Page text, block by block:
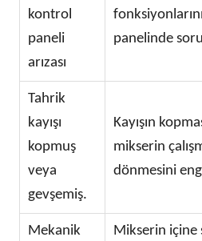
kontrol
paneli
arızası
panelinde
Tahrik
kayışı
kopmuş
veya
gevşemiş.
Kayışın
mikserin
dönmesini
Mekanik
Mikserin içine